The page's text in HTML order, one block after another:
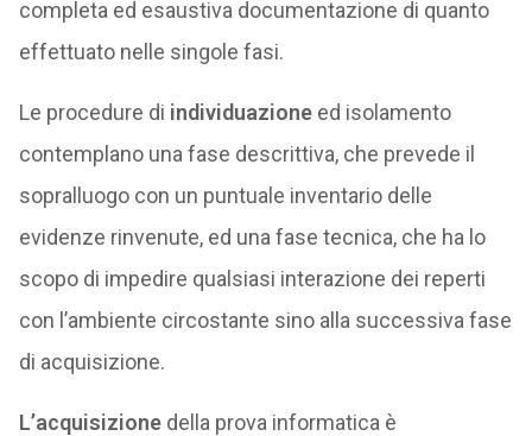
completa ed esaustiva documentazione di quanto
effettuato nelle singole fasi.
Le procedure di individuazioneed isolamento
contemplano una fase descrittiva, che prevede il
sopralluogo con un puntuale inventario delle
evidenze rinvenute, ed una fase tecnica, che ha lo
scopo di impedire qualsiasi interazione dei reperti
con l’ambiente circostante sino alla successiva fase
di acquisizione.
L’acquisizionedella prova informatica è